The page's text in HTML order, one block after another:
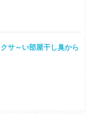
サ～い部屋干し臭から